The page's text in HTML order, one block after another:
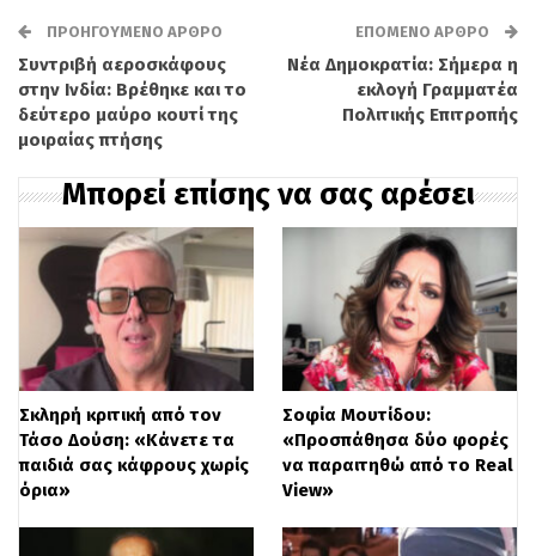
Πρόγραμμα
Αναπαραγωγής
Βίντεο
00:00 05:25
ΠΡΟΗΓΟΎΜΕΝΟ ΆΡΘΡΟ
Συντριβή αεροσκάφους
στην Ινδία: Βρέθηκε και το
δεύτερο μαύρο κουτί της
μοιραίας πτήσης
ΕΠΌΜΕΝΟ ΆΡΘΡΟ
Νέα Δημοκρατία: Σήμερα η
εκλογή Γραμματέα
Πολιτικής Επιτροπής
Μπορεί επίσης να σας αρέσει
Σκληρή κριτική από τον
Τάσο Δούση: «Κάνετε τα
παιδιά σας κάφρους χωρίς
όρια»
Σοφία Μουτίδου:
«Προσπάθησα δύο φορές
να παραιτηθώ από το Real
View»